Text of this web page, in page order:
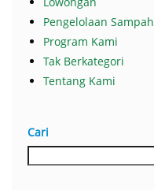
Pengelolaan Sampah
Program Kami
Tak Berkategori
Tentang Kami
Cari